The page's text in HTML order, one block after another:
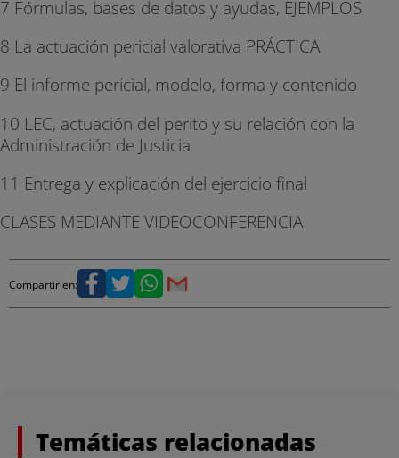
7 Fórmulas, bases de datos y ayudas, EJEMPLOS
8 La actuación pericial valorativa PRÁCTICA
9 El informe pericial, modelo, forma y contenido
10 LEC, actuación del perito y su relación con la
Administración de Justicia
11 Entrega y explicación del ejercicio final
CLASES MEDIANTE VIDEOCONFERENCIA
Compartir en:
Temáticas relacionadas